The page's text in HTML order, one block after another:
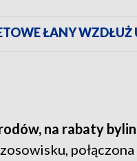
ŁANY WZDŁUŻ
na rabaty